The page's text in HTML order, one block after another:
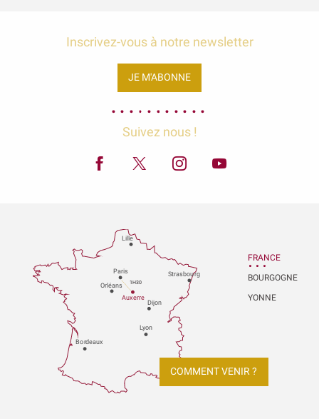
Inscrivez-vous à notre newsletter
JE M'ABONNE
Suivez nous !
Paris
Dijon
Orléans
Bordeaux
Lyon
Auxerre
Strasbourg
Lille
1H30
FRANCE
BOURGOGNE
YONNE
COMMENT VENIR ?